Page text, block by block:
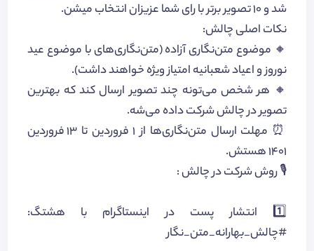
شد و 10 تصویر برتر با رای شما عزیزان انتخاب میشن.
نکات اصلی چالش:
🔸 موضوع متن‌نگاری آزاده (متن‌نگاری‌های با موضوع عید
نوروز و اعیاد شعبانیه امتیاز ویژه خواهند داشت).
🔸 هر شخص می‌تونه چند تصویر ارسال کند که بهترین
تصویر در چالش شرکت داده می‌شه.
⏰ مهلت ارسال متن‌نگاری‌ها از 1 فروردین تا 13 فروردین
1401 هستش.
🎙 روش شرکت در چالش :
1️⃣ انتشار پست در اینستاگرام با هشتگ:
#چالش_بهارانه_متن_نگار